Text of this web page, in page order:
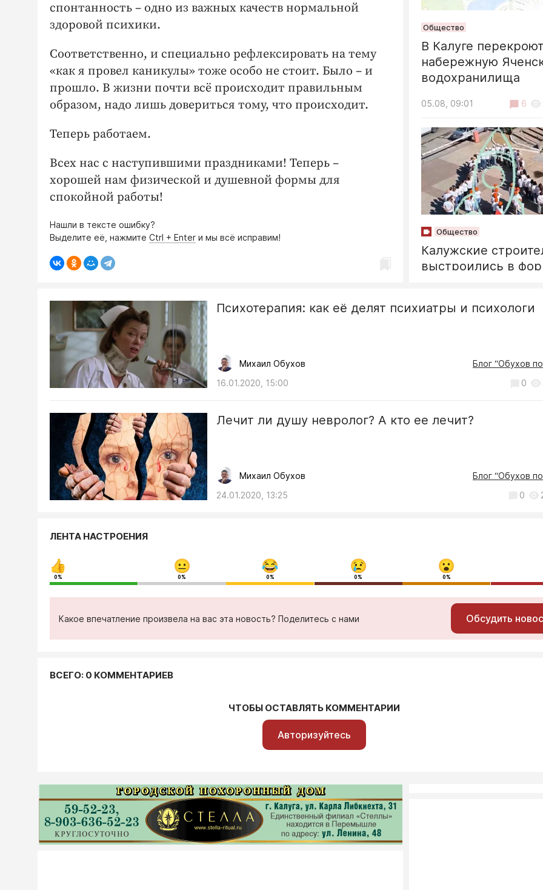
спонтанность – одно из важных качеств нормальной
здоровой психики.
Соответственно, и специально рефлексировать на тему
«как я провел каникулы» тоже особо не стоит. Было – и
прошло. В жизни почти всё происходит правильным
образом, надо лишь довериться тому, что происходит.
Теперь работаем.
Всех нас с наступившими праздниками! Теперь –
хорошей нам физической и душевной формы для
спокойной работы!
Нашли в тексте ошибку?
Выделите её, нажмите Ctrl + Enter и мы всё исправим!
Общество
В Калуге
набережную
водохранилища
05.08, 09:01 6
Общество
Калужские
выстроились в
05.08, 17:05 6
обозначил
Психотерапия: как её делят психиатры и психологи
Михаил Обухов
Блог “Обухов
16.01.2020, 15:00
0
Лечит ли душу невролог? А кто ее лечит?
Михаил Обухов
Блог “Обухов
24.01.2020, 13:25
0
ЛЕНТА НАСТРОЕНИЯ
0% 0% 0% 0% 0%
Какое впечатление произвела на вас эта новость? Поделитесь с нами Обсудить
ВСЕГО: 0 КОММЕНТАРИЕВ
ЧТОБЫ ОСТАВЛЯТЬ КОММЕНТАРИИ
Авторизуйтесь